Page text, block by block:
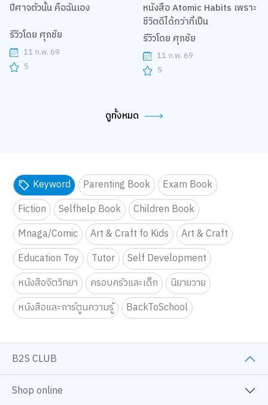
ปีศาจตัวนั้น คือฉันเอง
รีวิวโดย ศุภชัย
11 ก.พ. 69
5
หนังสือ Atomic Habits เพราะ
ชีวิตดีได้กว่าที่เป็น
รีวิวโดย ศุภชัย
11 ก.พ. 69
5
ดูทั้งหมด
Keyword Parenting Book
Exam Book
Fiction
Selfhelp Book
Children Book
Mnaga/Comic
Art & Craft fo Kids
Art & Craft
Education Toy
Tutor
Self Development
หนังสือจิตวิทยา
ครอบครัวและเด็ก
นิยายวาย
หนังสือและการ์ตูนความรู้
BackToSchool
B2S CLUB
Shop online